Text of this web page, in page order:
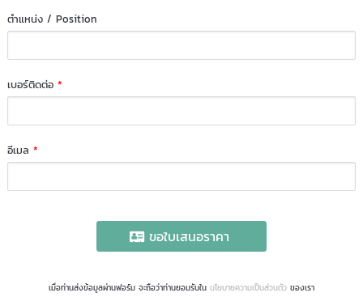
ตำแหน่ง / Position
เบอร์ติดต่อ*
อีเมล*
ขอใบเสนอราคา
เมื่อท่านส่งข้อมูลผ่านฟอร์ม จะถือว่าท่านยอมรับใน นโยบายความเป็นส่วนตัว ของเรา